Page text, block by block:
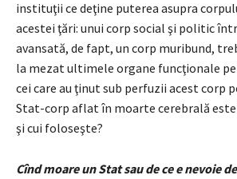
instituţii ce deţine puterea asupra
acestei ţări: unui corp social şi politic
avansată, de fapt, un corp muribund,
la mezat ultimele organe funcţionale
cei care au ţinut sub perfuzii acest corp
Stat-corp aflat în moarte cerebrală
şi cui foloseşte?
Cînd moare un Stat sau de ce e nevoie